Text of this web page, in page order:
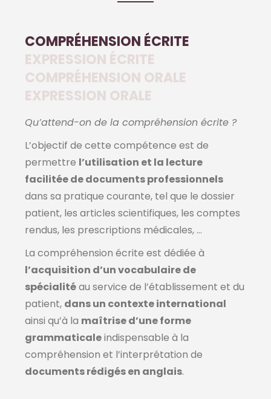
COMPRÉHENSION ÉCRITE
EXPRESSION ÉCRITE
COMPRÉHENSION ORALE
EXPRESSION ORALE
Qu’attend-on de la compréhension écrite ?
L’objectif de cette compétence est de
permettre l’utilisation et la lecture
facilitée de documents professionnels
dans sa pratique courante, tel que le dossier
patient, les articles scientifiques, les comptes
rendus, les prescriptions médicales, …
La compréhension écrite est dédiée à
l’acquisition d’un vocabulaire de
spécialitéau service de l’établissement et du
patient, dans un contexte international
ainsi qu’à la maîtrise d’une forme
grammaticaleindispensable à la
compréhension et l’interprétation de
documents rédigés en anglais.